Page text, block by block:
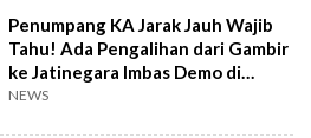
Penumpang KA Jarak Jauh Wajib
Tahu! Ada Pengalihan dari Gambir
ke Jatinegara Imbas Demo di
Jakarta
NEWS